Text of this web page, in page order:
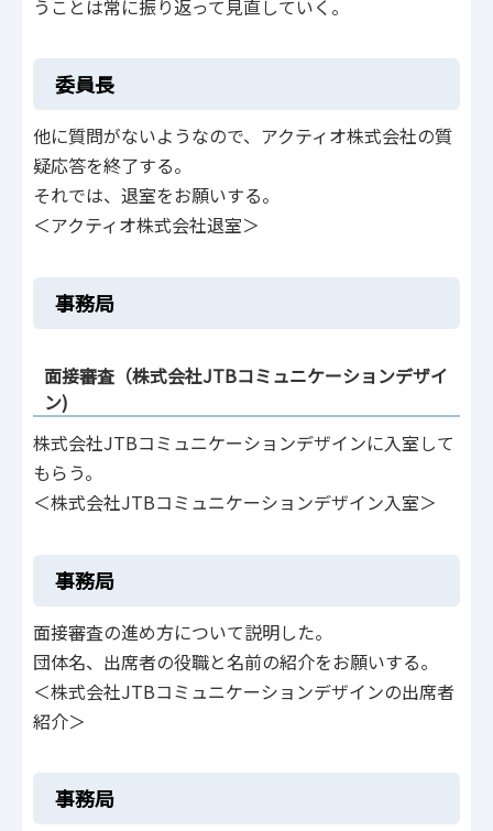
うことは常に振り返って見直していく。
委員長
他に質問がないようなので、アクティオ株式会社の質
疑応答を終了する。
それでは、退室をお願いする。
＜アクティオ株式会社退室＞
事務局
面接審査（株式会社JTBコミュニケーションデザイ
ン)
株式会社JTBコミュニケーションデザインに入室して
もらう。
＜株式会社JTBコミュニケーションデザイン入室＞
事務局
面接審査の進め方について説明した。
団体名、出席者の役職と名前の紹介をお願いする。
＜株式会社JTBコミュニケーションデザインの出席者
紹介＞
事務局